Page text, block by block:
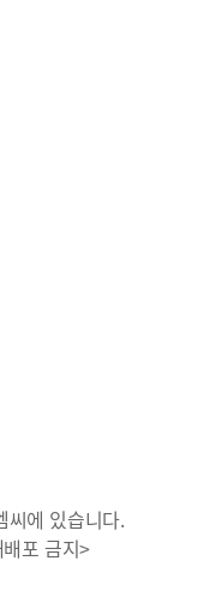
씨에 있습니다.
포 금지>